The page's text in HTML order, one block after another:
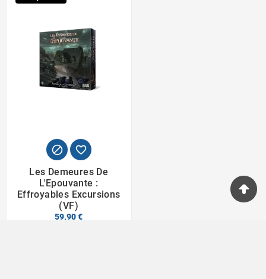
 
Les Demeures De
L'Epouvante :
Effroyables Excursions
(VF)
59,90 €